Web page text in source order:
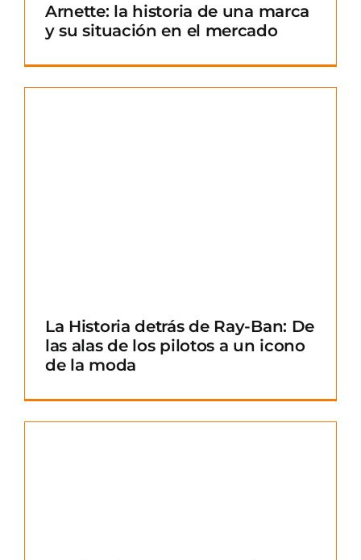
Arnette: la historia de una marca
y su situación en el mercado
La Historia detrás de Ray-Ban: De
las alas de los pilotos a un icono
de la moda